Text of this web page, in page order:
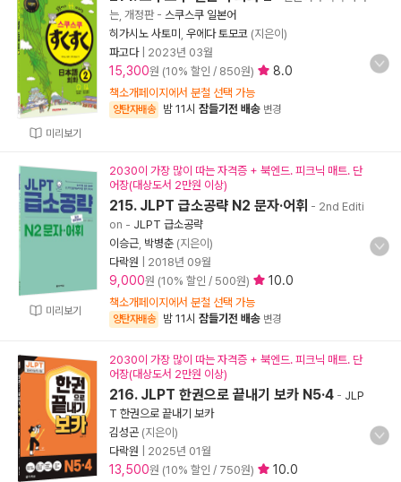
미리보기
는, 개정판- 스쿠스쿠 일본어
히가시노 사토미
우에다 토모코 (지은이)
파고다| 2023년 03월
15,300원 (10% 할인 / 850원) 8.0
책소개페이지에서 분철 선택 가능
양탄자배송 밤 11시 잠들기전 배송 변경
미리보기
2030이 가장 많이 따는 자격증 + 북엔드. 피크닉 매트. 단
어장(대상도서 2만원 이상)
215. JLPT 급소공략 N2 문자·어휘 - 2nd Editi
on - JLPT 급소공략
이승근 박병춘 (지은이)
다락원
2018년 09월
9,000원 (10% 할인 / 500원) 10.0
책소개페이지에서 분철 선택 가능
양탄자배송 밤 11시 잠들기전 배송 변경
2030이 가장 많이 따는 자격증 + 북엔드. 피크닉 매트. 단
어장(대상도서 2만원 이상)
216. JLPT 한권으로 끝내기 보카 N5·4 - JLP
T 한권으로 끝내기 보카
김성곤 (지은이)
다락원
2025년 01월
13,500원 (10% 할인 / 750원) 10.0